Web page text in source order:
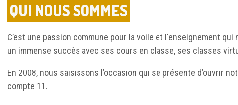
QUI NOUS SOMMES
C’est une passion commune pour la voile et l'enseignement
un immense succès avec ses cours en classe, ses classes
En 2008, nous saisissons l’occasion qui se présente d’ouvrir
compte 11.